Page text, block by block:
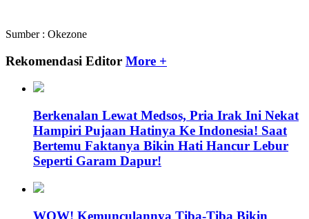
Sumber : Okezone
Rekomendasi Editor More +
Berkenalan Lewat Medsos, Pria Irak Ini Nekat
Hampiri Pujaan Hatinya Ke Indonesia! Saat
Bertemu Faktanya Bikin Hati Hancur Lebur
Seperti Garam Dapur!
WOW! Kemunculannya Tiba-Tiba Bikin